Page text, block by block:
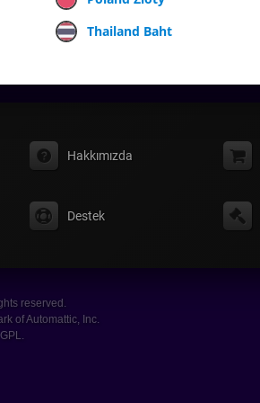
Thailand Baht
Hakkımızda
Destek
reserved.
of Automattic, Inc.